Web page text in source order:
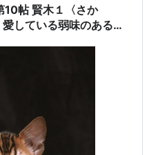
物語京都スタ…
10帖 賢木１〈さか
している弱味のある自